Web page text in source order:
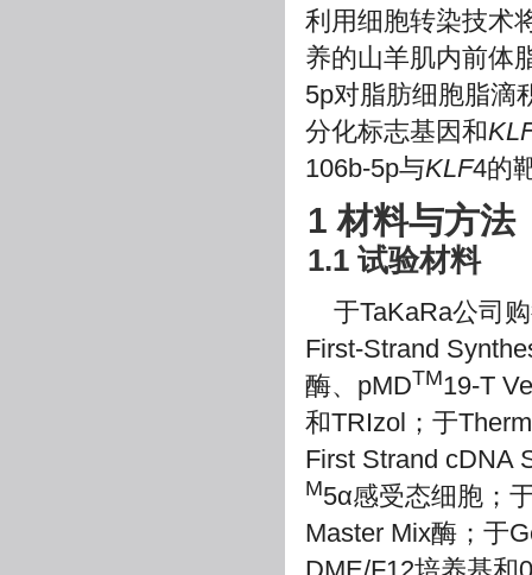
利用细胞转染技术
养的山羊肌内前体
5p对脂肪细胞脂滴
分化标志基因和
106b-5p与KLF4的
1 材料与方法
1.1 试验材料
于TaKaRa公司
First-Strand
酶、pMDTM19-T
和TRIzol；于
First Strand cDNA
M5α感受态细胞；
Master Mix酶；于